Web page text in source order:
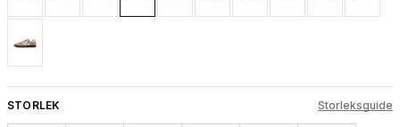
STORLEK Storleksguide